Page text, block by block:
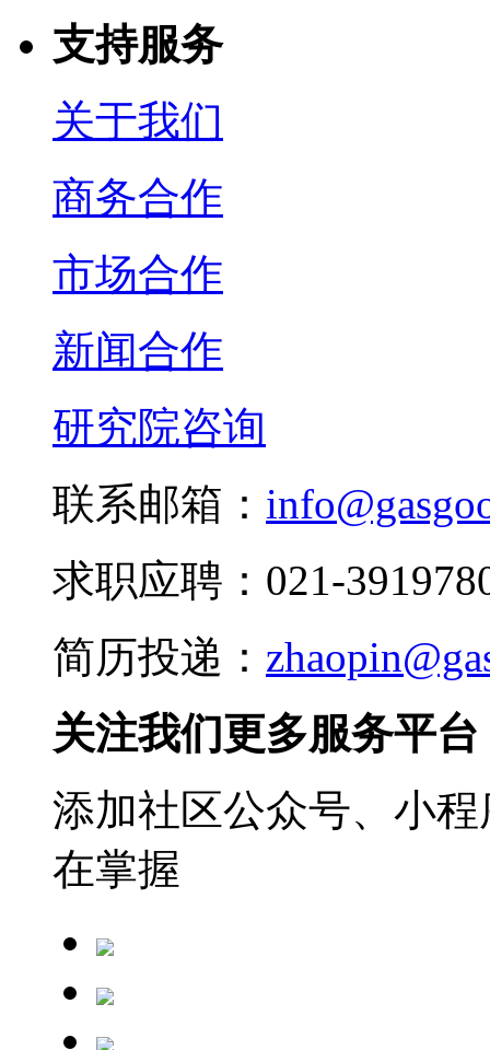
支持服务
关于我们
商务合作
市场合作
新闻合作
研究院咨询
联系邮箱：
求职应聘：021-
简历投递：
关注我们更多服务平台
添加社区公众号、小
在掌握